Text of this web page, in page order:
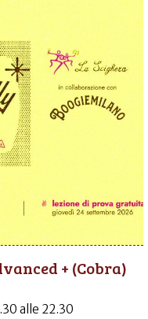
+ (Cobra)
alle 22.30